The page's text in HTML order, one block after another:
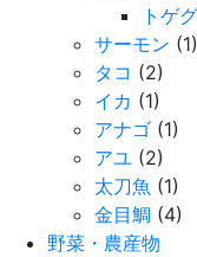
トゲ
サーモン (1)
タコ (2)
イカ (1)
アナゴ (1)
アユ (2)
太刀魚 (1)
金目鯛 (4)
野菜・農産物